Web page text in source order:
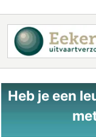
Heb je een